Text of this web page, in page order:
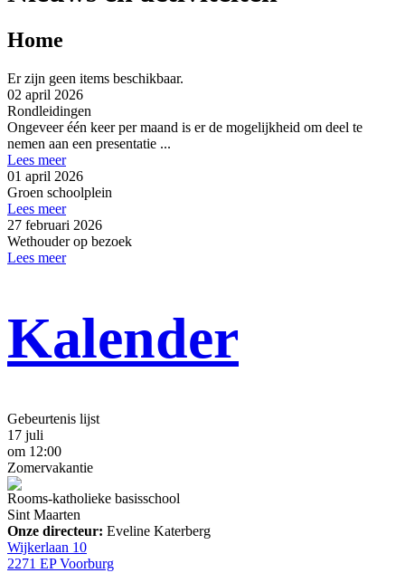
Home
Er zijn geen items beschikbaar.
02 april 2026
Rondleidingen
Ongeveer één keer per maand is er de mogelijkheid om deel te
nemen aan een presentatie ...
Lees meer
01 april 2026
Groen schoolplein
Lees meer
27 februari 2026
Wethouder op bezoek
Lees meer
Kalender
Gebeurtenis lijst
17 juli
om 12:00
Zomervakantie
Rooms-katholieke basisschool
Sint Maarten
Onze directeur: Eveline Katerberg
Wijkerlaan 10
2271 EP Voorburg